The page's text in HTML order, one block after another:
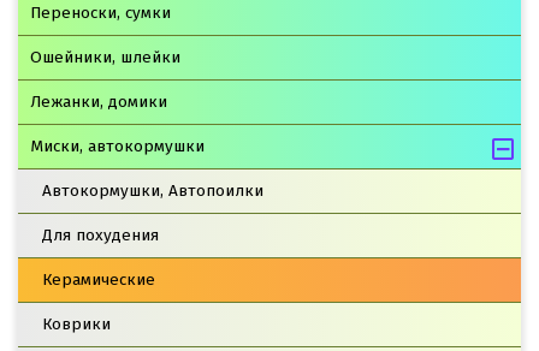
Переноски, сумки
Ошейники, шлейки
Лежанки, домики
Миски, автокормушки
Автокормушки, Автопоилки
Для похудения
Керамические
Коврики